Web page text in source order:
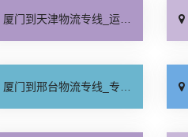
厦门到天津物流专线_运保时效「高效快运」
厦门到邢台物流专线_专业靠谱「上门提货」